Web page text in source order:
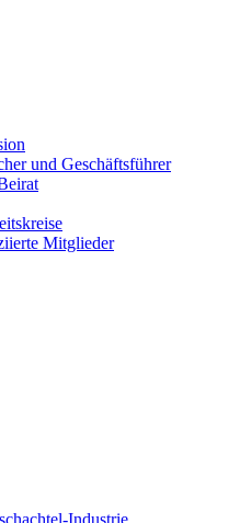
und Geschäftsführer
Mitglieder
Industrie